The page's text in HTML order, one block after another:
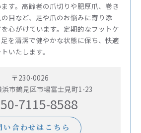
す。高齢者の爪切りや肥厚爪、巻き
目など、足や爪のお悩みに寄り添
心がけています。定期的なフットケ
を清潔で健やかな状態に保ち、快適
いたします。
〒230-0026
市鶴見区市場富士見町1-23
7115-8588
い合わせはこちら